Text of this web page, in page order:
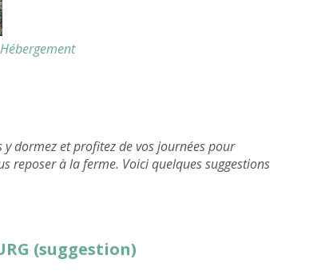
dormez et profitez de vos journées pour
reposer à la ferme. Voici quelques suggestions
(suggestion)